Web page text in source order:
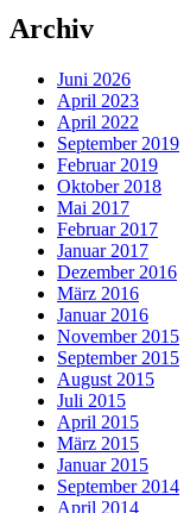
Archiv
Juni 2026
April 2023
April 2022
September 2019
Februar 2019
Oktober 2018
Mai 2017
Februar 2017
Januar 2017
Dezember 2016
März 2016
Januar 2016
November 2015
September 2015
August 2015
Juli 2015
April 2015
März 2015
Januar 2015
September 2014
April 2014